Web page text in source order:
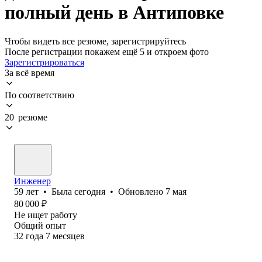
полный день в Антиповке
Чтобы видеть все резюме, зарегистрируйтесь
После регистрации покажем ещё 5 и откроем фото
Зарегистрироваться
За всё время
По соответствию
20 резюме
Инженер
59 лет • Была сегодня • Обновлено 7 мая
80 000 ₽
Не ищет работу
Общий опыт
32 года 7 месяцев